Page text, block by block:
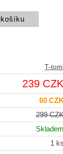
T-
239
60 CZK
299
Skladem
1 ks